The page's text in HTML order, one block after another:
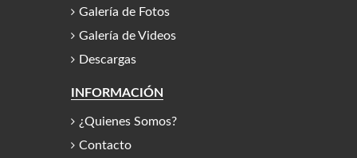
Galería de Fotos
Galería de Videos
Descargas
INFORMACIÓN
¿Quienes Somos?
Contacto